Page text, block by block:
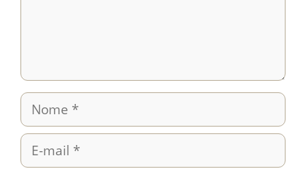
Nome
E-
mail